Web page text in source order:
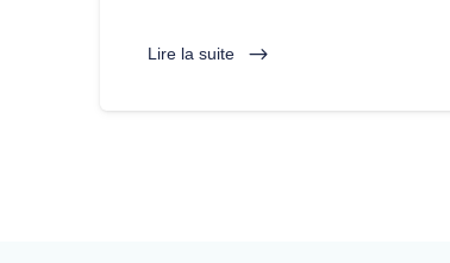
Lire la suite